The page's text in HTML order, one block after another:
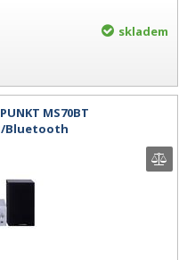
skladem
MS70BT
Bluetooth